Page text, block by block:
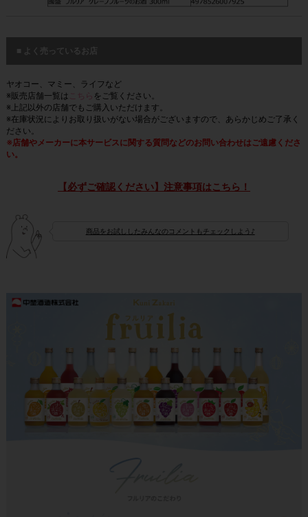
■ よく売っているお店
ヤオコー、マミー、ライフなど
※販売店舗一覧は
こちら をご覧ください。
※上記以外の店舗でもご購入いただけます。
※在庫状況によりお取り扱いがない場合がございますので、あらかじめご了承く
ださい。
※店舗やメーカーに本サービスに関する質問などのお問い合わせはご遠慮くださ
い。
【必ずご確認ください】注意事項はこちら！
商品をお試ししたみんなのコメントもチェックしよう♪